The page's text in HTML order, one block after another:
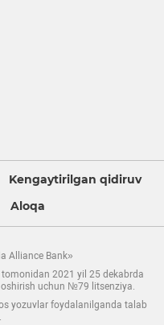
Kengaytirilgan qidiruv
Aloqa
Alliance Bank»
2021 yil 25 dekabrda
uchun №79 litsenziya.
yozuvlar foydalanilganda talab